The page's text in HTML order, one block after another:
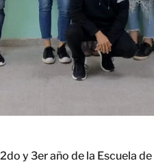
y 3er año de la Escuela